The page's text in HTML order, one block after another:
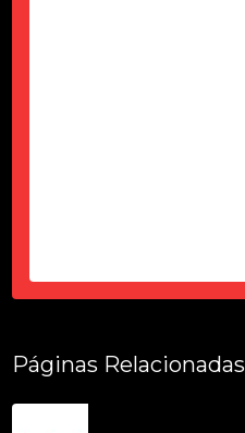
Páginas Relacionadas